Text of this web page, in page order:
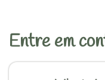
Entre em